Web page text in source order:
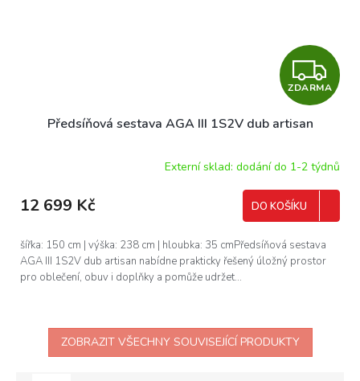
Z
D
R
ZDARMA
Předsíňová sestava AGA III 1S2V dub artisan
Externí sklad: dodání do 1-2 týdnů
12 699 Kč DO KOŠÍKU
šířka: 150 cm | výška: 238 cm | hloubka: 35 cmPředsíňová sestava
AGA III 1S2V dub artisan nabídne prakticky řešený úložný prostor
pro oblečení, obuv i doplňky a pomůže udržet...
ZOBRAZIT VŠECHNY SOUVISEJÍCÍ PRODUKTY